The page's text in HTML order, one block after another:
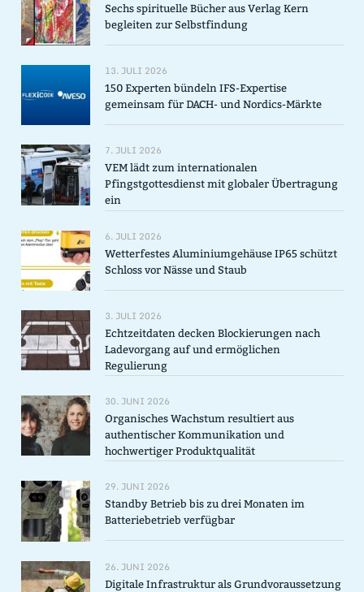
Sechs spirituelle Bücher aus Verlag Kern
begleiten zur Selbstfindung
13. JULI 2026
150 Experten bündeln IFS-Expertise
gemeinsam für DACH- und Nordics-Märkte
7. JULI 2026
VEM lädt zum internationalen
Pfingstgottesdienst mit globaler Übertragung
ein
6. JULI 2026
Wetterfestes Aluminiumgehäuse IP65 schützt
Schloss vor Nässe und Staub
3. JULI 2026
Echtzeitdaten decken Blockierungen nach
Ladevorgang auf und ermöglichen
Regulierung
30. JUNI 2026
Organisches Wachstum resultiert aus
authentischer Kommunikation und
hochwertiger Produktqualität
29. JUNI 2026
Standby Betrieb bis zu drei Monaten im
Batteriebetrieb verfügbar
26. JUNI 2026
Digitale Infrastruktur als Grundvoraussetzung